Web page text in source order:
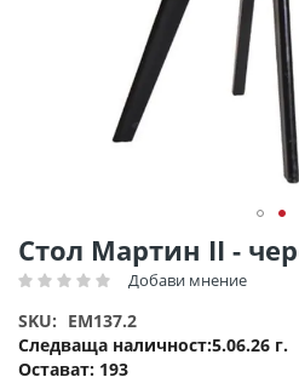
Стол Мартин II -
Рейтинг: Добави мнение
Остават: 193
SKU
EM137.2
Следваща наличност 5.06.26 г.
Преминете
към
началото
на
галерия
със